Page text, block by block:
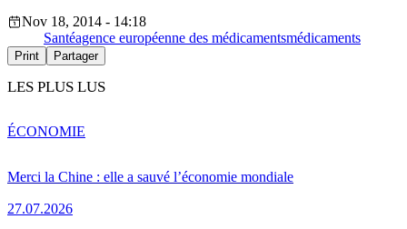
Nov 18, 2014 - 14:18
Santéagence européenne des médicamentsmédicaments
Print Partager
LES PLUS LUS
Merci la Chine : elle a sauvé l’économie mondiale
27.07.2026
ÉCONOMIE